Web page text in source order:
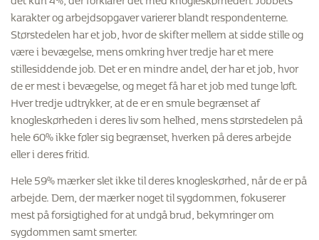
karakter og arbejdsopgaver varierer blandt respondenterne.
Størstedelen har et job, hvor de skifter mellem at sidde stille og
være i bevægelse, mens omkring hver tredje har et mere
stillesiddende job. Det er en mindre andel, der har et job, hvor
de er mest i bevægelse, og meget få har et job med tunge løft.
Hver tredje udtrykker, at de er en smule begrænset af
knogleskørheden i deres liv som helhed, mens størstedelen på
hele 60% ikke føler sig begrænset, hverken på deres arbejde
eller i deres fritid.
Hele 59% mærker slet ikke til deres knogleskørhed, når de er på
arbejde. Dem, der mærker noget til sygdommen, fokuserer
mest på forsigtighed for at undgå brud, bekymringer om
sygdommen samt smerter.